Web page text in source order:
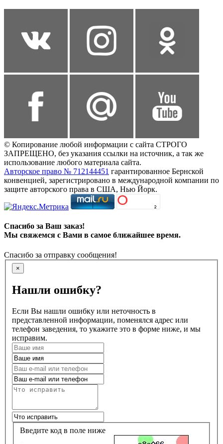
© Копирование любой информации с сайта СТРОГО
ЗАПРЕЩЕНО, без указания ссылки на источник, а так же
использование любого материала сайта.
Авторское право № 712144451 гарантированное Бернской
конвенцией, зарегистрировано в международной компании по
защите авторского права в США, Нью Йорк.
Спасибо за Ваш заказ!
Мы свяжемся с Вами в самое ближайшее время.
Спасибо за отправку сообщения!
×
Нашли ошибку?
Если Вы нашли ошибку или неточность в
представленной информации, поменялся адрес или
телефон заведения, то укажите это в форме ниже, и мы
исправим.
Введите код в поле ниже